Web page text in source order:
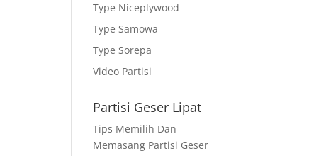
Type Niceplywood
Type Samowa
Type Sorepa
Video Partisi
Partisi Geser Lipat
Tips Memilih Dan
Memasang Partisi Geser